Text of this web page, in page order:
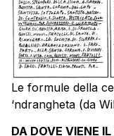
Le formule della
‘ndrangheta (da
DA DOVE VIENE